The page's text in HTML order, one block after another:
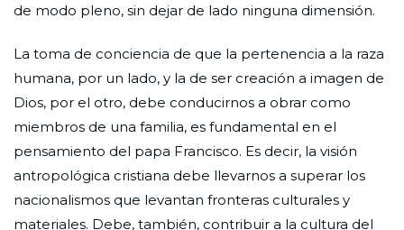
de modo pleno, sin dejar de lado ninguna dimensión.
La toma de conciencia de que la pertenencia a la raza
humana, por un lado, y la de ser creación a imagen de
Dios, por el otro, debe conducirnos a obrar como
miembros de una familia, es fundamental en el
pensamiento del papa Francisco. Es decir, la visión
antropológica cristiana debe llevarnos a superar los
nacionalismos que levantan fronteras culturales y
materiales. Debe, también, contribuir a la cultura del